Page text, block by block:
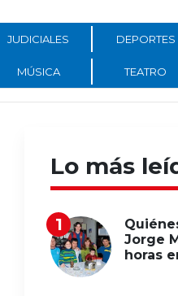
JUDICIALES DEPORTES
MÚSICA TEATRO
Lo más
Jorge
horas